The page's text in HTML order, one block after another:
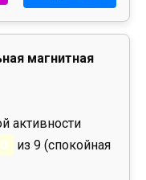
магнитная
активности
0
из 9 (спокойная